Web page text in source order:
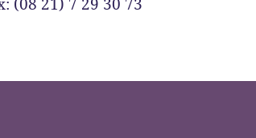
(08 21) 7 29 30 73